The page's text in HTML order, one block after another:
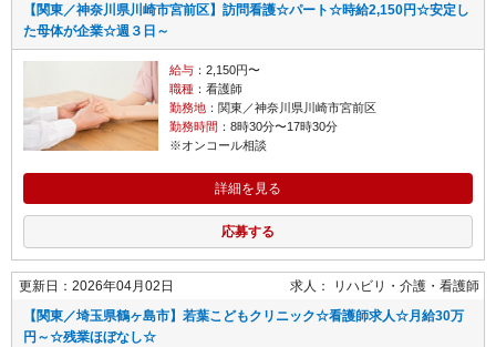
【関東／神奈川県川崎市宮前区】訪問看護☆パート☆時給2,150円☆安定し
た母体が企業☆週３日～
給与：2,150円〜
職種：看護師
勤務地：関東／神奈川県川崎市宮前区
勤務時間 ：8時30分〜17時30分
※オンコール相談
詳細を見る
応募する
更新日：2026年04月02日 求人： リハビリ・介護
看護師
【関東／埼玉県鶴ヶ島市】若葉こどもクリニック☆看護師求人☆月給30万
円～☆残業ほぼなし☆